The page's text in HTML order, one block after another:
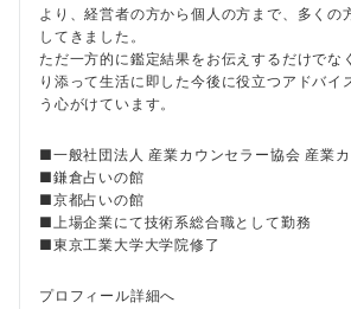
より、経営者の方から個人の方まで、多くの
してきました。
ただ一方的に鑑定結果をお伝えするだけでな
り添って生活に即した今後に役立つアドバイ
う心がけています。
■一般社団法人 産業カウンセラー協会 産業
■鎌倉占いの館
■京都占いの館
■上場企業にて技術系総合職として勤務
■東京工業大学大学院修了
プロフィール詳細へ